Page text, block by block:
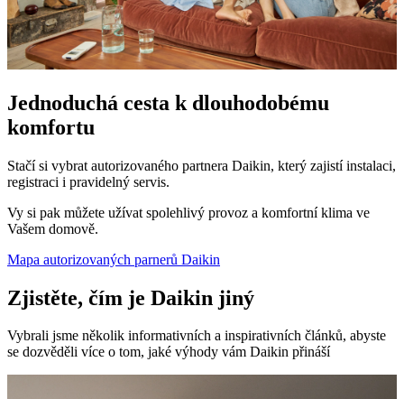
Jednoduchá cesta k dlouhodobému
komfortu
Stačí si vybrat autorizovaného partnera Daikin, který zajistí instalaci,
registraci i pravidelný servis.
Vy si pak můžete užívat spolehlivý provoz a komfortní klima ve
Vašem domově.
Mapa autorizovaných parnerů Daikin
Zjistěte, čím je Daikin jiný
Vybrali jsme několik informativních a inspirativních článků, abyste
se dozvěděli více o tom, jaké výhody vám Daikin přináší